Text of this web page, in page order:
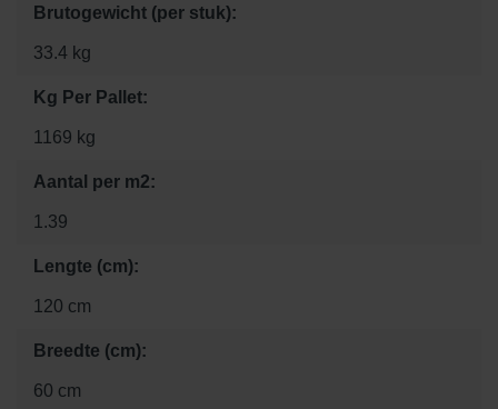
Brutogewicht (per stuk):
33.4 kg
Kg Per Pallet:
1169 kg
Aantal per m2:
1.39
Lengte (cm):
120 cm
Breedte (cm):
60 cm